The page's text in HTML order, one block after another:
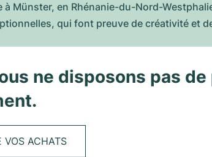
à Münster, en Rhénanie-du-Nord-
qui font preuve de créativité et
ne disposons pas
VOS ACHATS